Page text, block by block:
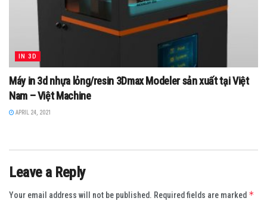
IN 3D
Máy in 3d nhựa lỏng/resin 3Dmax Modeler sản xuất tại Việt
Nam – Việt Machine
APRIL 24, 2021
Leave a Reply
Your email address will not be published. Required fields are marked *